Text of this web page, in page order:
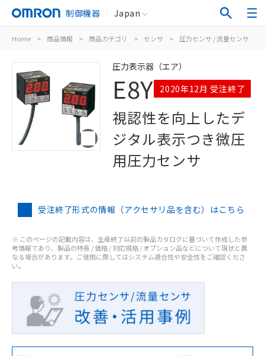
制御機器 Japan
Home > 商品情報 > 商品カテゴリ > センサ > 圧力センサ / 流量センサ
圧力表示器（エア）
E8Y 2020年12月 受注終了
視認性を向上したデ
ジタル表示つき微圧
用圧力センサ
受注終了形式の情報（アクセサリ品を含む）はこちら
※ このページの記載内容は、生産終了以前の製品カタログに基づいて作成した参
考情報であり、製品の特長 / 価格 / 対応規格 / オプション品などについて現状と異
なる場合があります。ご使用に際してはシステム適合性や安全性をご確認くださ
い。